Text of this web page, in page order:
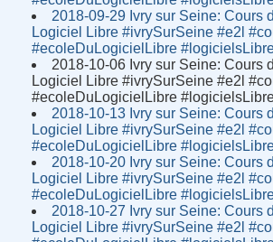
2018-09-29 Ivry sur Seine: Cours
Logiciel Libre #ivrySurSeine #e2l
#ecoleDuLogicielLibre
2018-10-06 Ivry sur Seine: Cours
Logiciel Libre #ivrySurSeine #e2l
#ecoleDuLogicielLibre
2018-10-13 Ivry sur Seine: Cours
Logiciel Libre #ivrySurSeine #e2l
#ecoleDuLogicielLibre
2018-10-20 Ivry sur Seine: Cours
Logiciel Libre #ivrySurSeine #e2l
#ecoleDuLogicielLibre
2018-10-27 Ivry sur Seine: Cours
Logiciel Libre #ivrySurSeine #e2l